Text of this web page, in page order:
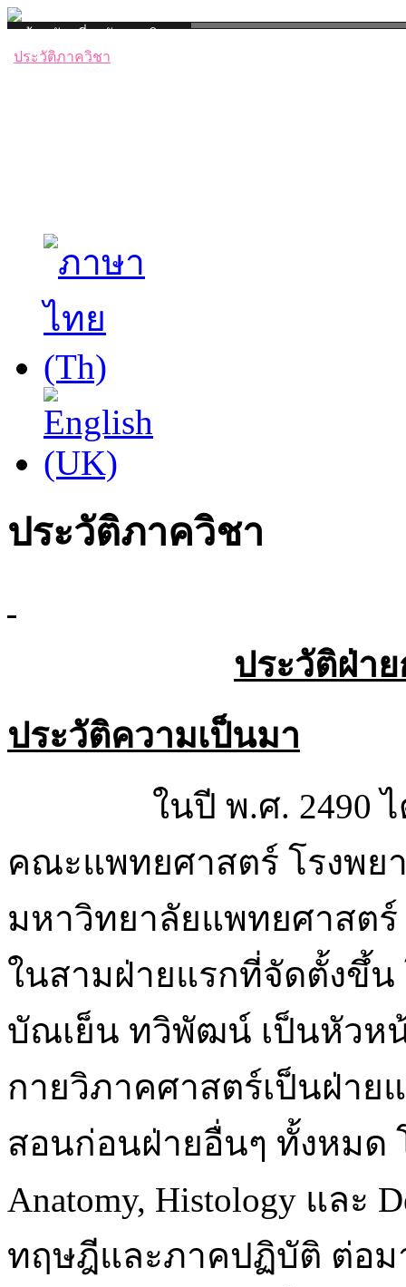
หน้าหลัก เกี่ยวกับภาควิชา
ประวัติภาควิชา
ประวัติภาควิชา
ประวัติฝ่า
ประวัติความเป็นมา
ในปี พ.ศ. 2490 ได้มี
คณะแพทยศาสตร์ โรงพย
มหาวิทยาลัยแพทยศาสต
ในสามฝ่ายแรกที่จัดตั้งขึ้
บัณเย็น ทวิพัฒน์ เป็นหัวห
กายวิภาคศาสตร์เป็นฝ่าย
สอนก่อนฝ่ายอื่นๆ ทั้งหมด
Anatomy, Histology และ
ทฤษฎีและภาคปฏิบัติ ต่อม